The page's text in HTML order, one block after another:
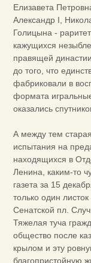
Елизавета
Александр I,
Голицына -
кажущихся
правящей
до того, что
фабриковали в
формата
оказались
А между тем
испытания на
находящихся в
Ленина, каким-то
газета за 15
только один
Сенатской пл.
Тяжелая туча
общество после
крылом и эту
благопристойную